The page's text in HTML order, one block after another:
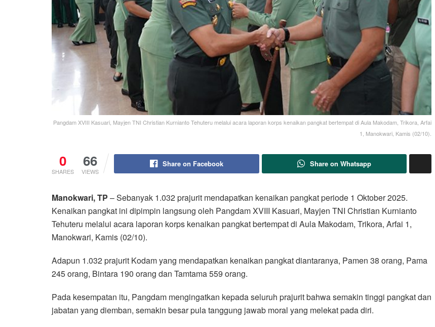
Pangdam XVIII Kasuari, Mayjen TNI Christian Kurnianto Tehuteru melalui acara laporan korps kenaikan pangkat bertempat di Aula Makodam, Trikora, Arfai
1, Manokwari, Kamis (02/10).
0
SHARES
66
VIEWS
Share on Facebook Share on Whatsapp
Manokwari, TP – Sebanyak 1.032 prajurit mendapatkan kenaikan pangkat periode 1 Oktober 2025.
Kenaikan pangkat ini dipimpin langsung oleh Pangdam XVIII Kasuari, Mayjen TNI Christian Kurnianto
Tehuteru melalui acara laporan korps kenaikan pangkat bertempat di Aula Makodam, Trikora, Arfai 1,
Manokwari, Kamis (02/10).
Adapun 1.032 prajurit Kodam yang mendapatkan kenaikan pangkat diantaranya, Pamen 38 orang, Pama
245 orang, Bintara 190 orang dan Tamtama 559 orang.
Pada kesempatan itu, Pangdam mengingatkan kepada seluruh prajurit bahwa semakin tinggi pangkat dan
jabatan yang diemban, semakin besar pula tanggung jawab moral yang melekat pada diri.